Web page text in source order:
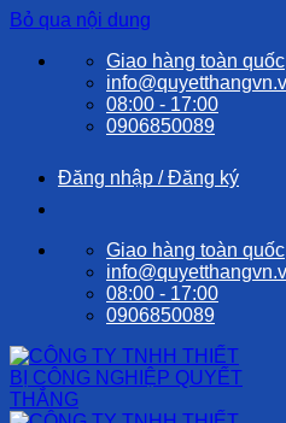
Bỏ qua nội dung
Giao hàng toàn quốc
08:00 - 17:00
0906850089
Đăng nhập / Đăng ký
Giao hàng toàn quốc
08:00 - 17:00
0906850089